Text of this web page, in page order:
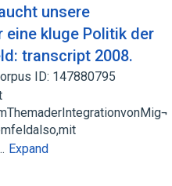
unsere
eine kluge Politik der
transcript 2008.
ID: 147880795
Expand